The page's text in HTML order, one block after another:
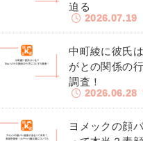
迫る
2026.07.19
中町綾に彼氏
がとの関係の
調査！
2026.06.28
ヨメックの顔